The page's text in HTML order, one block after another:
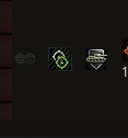
1